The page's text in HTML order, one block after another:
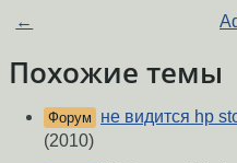
←
Похожие темы
Форум
не видится hp
(2010)